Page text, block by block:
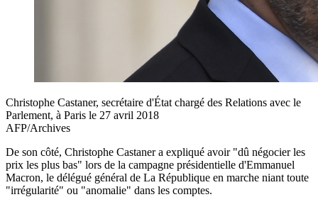
Christophe Castaner, secrétaire d'État chargé des Relations avec le
Parlement, à Paris le 27 avril 2018
AFP/Archives
De son côté, Christophe Castaner a expliqué avoir "dû négocier les
prix les plus bas" lors de la campagne présidentielle d'Emmanuel
Macron, le délégué général de La République en marche niant toute
"irrégularité" ou "anomalie" dans les comptes.